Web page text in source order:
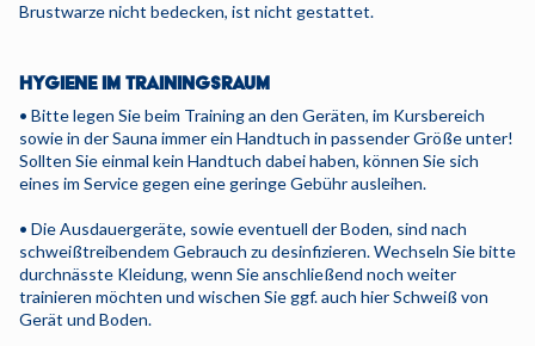
Brustwarze nicht bedecken, ist nicht gestattet.
HYGIENE IM TRAININGSRAUM
• Bitte legen Sie beim Training an den Geräten, im Kursbereich
sowie in der Sauna immer ein Handtuch in passender Größe unter!
Sollten Sie einmal kein Handtuch dabei haben, können Sie sich
eines im Service gegen eine geringe Gebühr ausleihen.
• Die Ausdauergeräte, sowie eventuell der Boden, sind nach
schweißtreibendem Gebrauch zu desinfizieren. Wechseln Sie bitte
durchnässte Kleidung, wenn Sie anschließend noch weiter
trainieren möchten und wischen Sie ggf. auch hier Schweiß von
Gerät und Boden.